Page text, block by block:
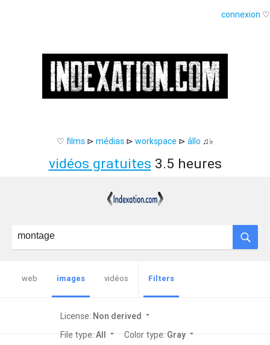
connexion ♡
♡ films ⊳ médias ⊳ workspace ⊳ âllo ♫♭
vidéos gratuites 3.5 heures
web images vidéos Filters
License: Non derived arrow_drop_down
File type: All arrow_drop_down Color type: Gray arrow_drop_down